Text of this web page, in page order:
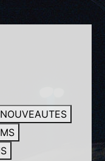
NOUVEAUTES